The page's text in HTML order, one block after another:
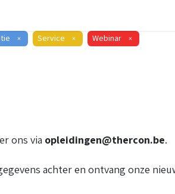
× Service × Webinar ×
ons via opleidingen@thercon.be.
achter en ontvang onze